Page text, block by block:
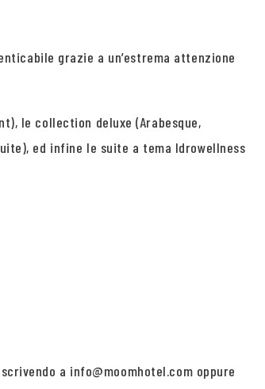
grazie a un’estrema attenzione
le collection deluxe (Arabesque,
ed infine le suite a tema Idrowellness
a info@moomhotel.com oppure